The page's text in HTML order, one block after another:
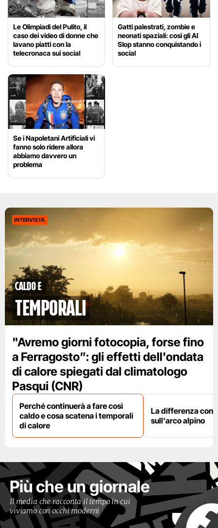
Le Olimpiadi del Pulito, il
caso dei video di donne che
lavano piatti con la
telecronaca sui social
Gatti palestrati, zombie e
neonati spaziali: così gli AI
Slop stanno conquistando i
social
Se i Napoletani Artificiali vi
fanno solo ridere allora
abbiamo davvero un
problema
INTERVISTA
caldo e
temporali
"Avremo giorni fotocopia, forse fino
a Ferragosto”: gli effetti dell'ondata
di calore spiegati dal climatologo
Pasqui (CNR)
Perché continuerà a fare così
caldo e cosa scatena i temporali
di calore
La differenza con
sull'arco alpino
Più che un giornale
Il media che racconta il tempo in cui
viviamo con occhi moderni